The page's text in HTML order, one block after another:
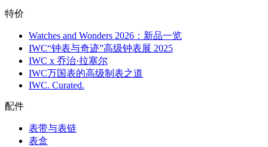
特价
Watches and Wonders 2026：新品一览
IWC“钟表与奇迹”高级钟表展 2025
IWC x 乔治·拉塞尔
IWC万国表的高级制表之道
IWC. Curated.
配件
表带与表链
表盒